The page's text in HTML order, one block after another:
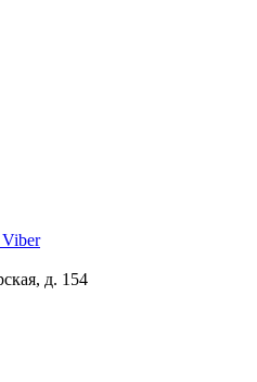
д. 154